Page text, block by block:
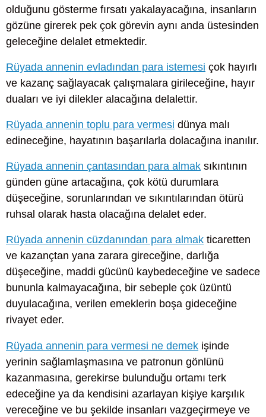
olduğunu gösterme fırsatı yakalayacağına, insanların
gözüne girerek pek çok görevin aynı anda üstesinden
geleceğine delalet etmektedir.
Rüyada annenin evladından para istemesi çok hayırlı
ve kazanç sağlayacak çalışmalara girileceğine, hayır
duaları ve iyi dilekler alacağına delalettir.
Rüyada annenin toplu para vermesi dünya malı
edineceğine, hayatının başarılarla dolacağına inanılır.
Rüyada annenin çantasından para almak sıkıntının
günden güne artacağına, çok kötü durumlara
düşeceğine, sorunlarından ve sıkıntılarından ötürü
ruhsal olarak hasta olacağına delalet eder.
Rüyada annenin cüzdanından para almak ticaretten
ve kazançtan yana zarara gireceğine, darlığa
düşeceğine, maddi gücünü kaybedeceğine ve sadece
bununla kalmayacağına, bir sebeple çok üzüntü
duyulacağına, verilen emeklerin boşa gideceğine
rivayet eder.
Rüyada annenin para vermesi ne demek işinde
yerinin sağlamlaşmasına ve patronun gönlünü
kazanmasına, gerekirse bulunduğu ortamı terk
edeceğine ya da kendisini azarlayan kişiye karşılık
vereceğine ve bu şekilde insanları vazgeçirmeye ve